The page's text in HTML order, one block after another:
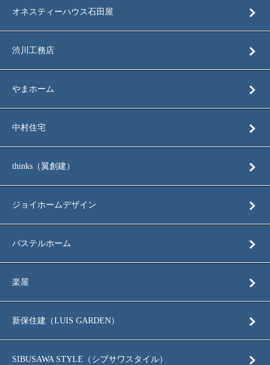
オネスティーハウス石田屋
渋川工務店
やまホーム
中村住宅
thinks（翼創建）
ジョイホームデザイン
パステルホーム
楽屋
新保住建（LUIS GARDEN）
SIBUSAWA STYLE（シブサワスタイル）